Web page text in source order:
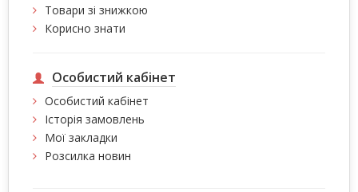
Товари зі знижкою
Корисно знати
Особистий кабінет
Особистий кабінет
Історія замовлень
Мої закладки
Розсилка новин